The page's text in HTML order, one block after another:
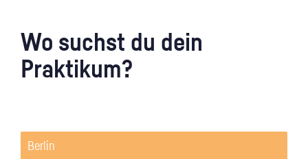
Wo suchst du dein
Praktikum?